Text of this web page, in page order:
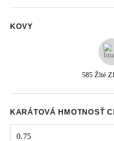
KOVY
585 Žlté
KARÁTOVÁ HMOTNOSŤ
0.75